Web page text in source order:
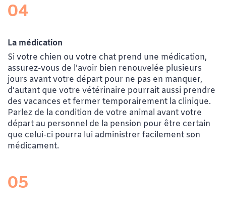
04
La médication
Si votre chien ou votre chat prend une médication,
assurez-vous de l’avoir bien renouvelée plusieurs
jours avant votre départ pour ne pas en manquer,
d’autant que votre vétérinaire pourrait aussi prendre
des vacances et fermer temporairement la clinique.
Parlez de la condition de votre animal avant votre
départ au personnel de la pension pour être certain
que celui-ci pourra lui administrer facilement son
médicament.
05